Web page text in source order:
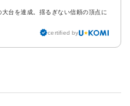
台を達成。揺るぎない信頼の頂点に
certified by